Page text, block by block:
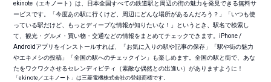
ekinote（エキノート）は、日本全国すべての鉄道駅と周辺の街の魅力を発見できる無料サ
ービスです。「今度あの駅に行くけど、周辺にどんな場所があるんだろう？」「いつも使
っている駅だけど、もっとディープな情報が知りたいな！」というとき、駅名で検索し
て、観光・グルメ・買い物・交通などの情報をまとめてチェックできます。iPhone /
Androidアプリをインストールすれば、「お気に入りの駅や記事の保存」「駅や街の魅力
やエキメシの投稿」「全国の駅へのチェックイン」も楽しめます。全国の駅と街で、あな
たをワクワクさせるセレンディピティ（素敵な偶然との出逢い）がありますように！
「ekinote／エキノート」は三菱電機株式会社の登録商標です。